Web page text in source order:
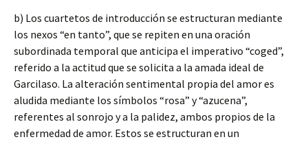
b) Los cuartetos de introducción se estructuran mediante
los nexos “en tanto”, que se repiten en una oración
subordinada temporal que anticipa el imperativo “coged”,
referido a la actitud que se solicita a la amada ideal de
Garcilaso. La alteración sentimental propia del amor es
aludida mediante los símbolos “rosa” y “azucena”,
referentes al sonrojo y a la palidez, ambos propios de la
enfermedad de amor. Estos se estructuran en un